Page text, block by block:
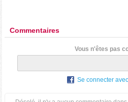
Commentaires
Vous n'êtes pas
Se connecter